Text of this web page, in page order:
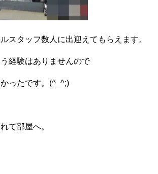
スタッフ数人に出迎えてもらえます。
経験はありませんので
ったです。(^_^;)
て部屋へ。